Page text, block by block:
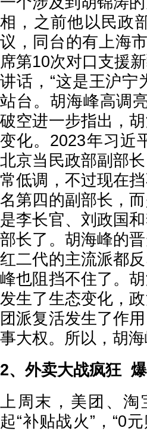
相，之前他以民政
议，同台的有上海
席第10次对口支援
讲话，“这是王沪
站台。胡海峰高调
破空进一步指出，
变化。2023年习近
北京当民政部副部
常低调，不过现在
名第四的副部长，
是李长官、刘政国
部长了。胡海峰的
红二代的主流派都
峰也阻挡不住了。
发生了生态变化，
团派复活发生了作
事大权。所以，胡
2、外卖大战疯狂
上周末，美团、
起“补贴战火”，“0